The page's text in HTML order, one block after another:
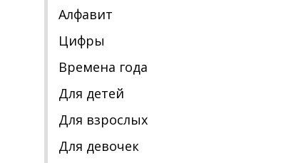
Алфавит
Цифры
Времена года
Для детей
Для взрослых
Для девочек